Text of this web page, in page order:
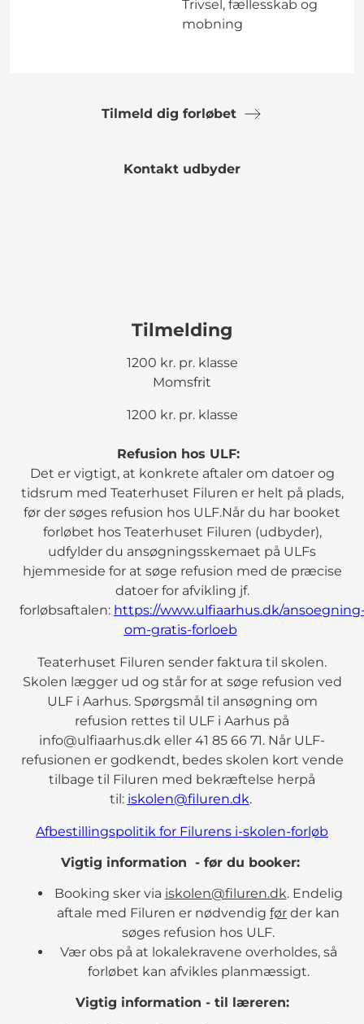
Trivsel, fællesskab og
mobning
Tilmeld dig forløbet
Kontakt udbyder
Tilmelding
1200 kr. pr. klasse
Momsfrit
1200 kr. pr. klasse
Refusion hos ULF:
Det er vigtigt, at konkrete aftaler om datoer og
tidsrum med Teaterhuset Filuren er helt på plads,
før der søges refusion hos ULF.Når du har booket
forløbet hos Teaterhuset Filuren (udbyder),
udfylder du ansøgningsskemaet på ULFs
hjemmeside for at søge refusion med de præcise
datoer for afvikling jf.
forløbsaftalen: https://www.ulfiaarhus.dk/
om-gratis-forloeb
Teaterhuset Filuren sender faktura til skolen.
Skolen lægger ud og står for at søge refusion ved
ULF i Aarhus. Spørgsmål til ansøgning om
refusion rettes til ULF i Aarhus på
info@ulfiaarhus.dk eller 41 85 66 71. Når ULF-
refusionen er godkendt, bedes skolen kort vende
tilbage til Filuren med bekræftelse herpå
til: iskolen@filuren.dk.
Afbestillingspolitik for Filurens i-skolen-forløb
Vigtig information - før du booker:
Booking sker via iskolen@filuren.dk. Endelig
aftale med Filuren er nødvendig før der kan
søges refusion hos ULF.
Vær obs på at lokalekravene overholdes, så
forløbet kan afvikles planmæssigt.
Vigtig information - til læreren: